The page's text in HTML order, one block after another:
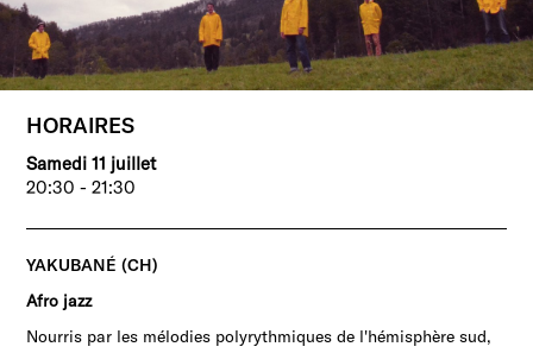
HORAIRES
Samedi 11 juillet
20:30 - 21:30
YAKUBANÉ (CH)
Afro jazz
Nourris par les mélodies polyrythmiques de l'hémisphère sud,